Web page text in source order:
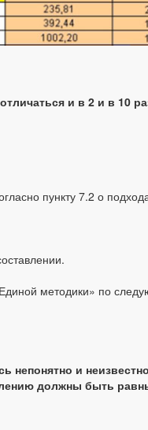
и в 2 и в 10
пункту 7.2 о
методики» по
и
должны быть